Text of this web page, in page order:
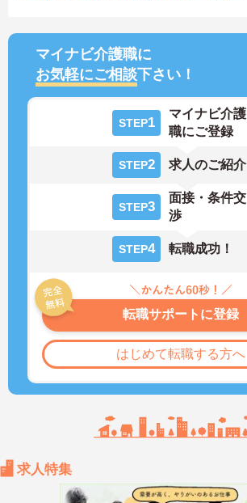
マイナビ介護職に
お気軽にご相談下さい！
STEP1
マイナビ介護
職にご登録
STEP2 求人のご紹介
STEP3
面接・条件交
渉
STEP4 転職成功！
転職サポートに登録
はじめて転職する方へ
求人特集